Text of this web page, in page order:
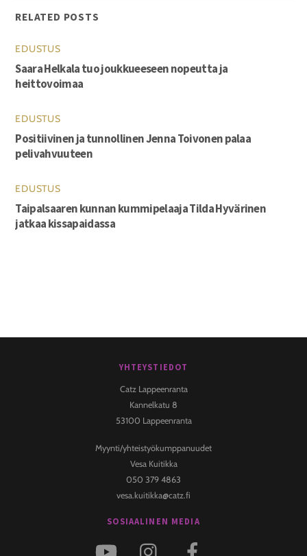
RELATED POSTS
EDUSTUS
Saara Helkala tuo joukkueeseen nopeutta ja
heittovoimaa
EDUSTUS
Positiivinen ja tunnollinen Jenna Toivonen palaa
pelivahvuuteen
EDUSTUS
Taipalsaaren kunnan kummipelaaja Tilda Hyvärinen
jatkaa kissapaidassa
YHTEYSTIEDOT
Catz Lappeenranta
Kannelkatu 8
53100 Lappeenranta
Myynti/yhteistyökumppanuudet
Vesa Kuitikka
050 379 4863
vesa.kuitikka@catz.fi
SOSIAALINEN MEDIA